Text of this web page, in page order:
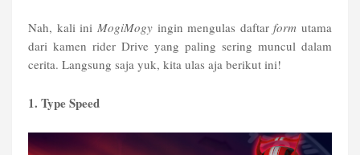
Nah, kali ini MogiMogyingin mengulas daftarform utama
dari kamen rider Drive yang paling sering muncul dalam
cerita. Langsung saja yuk, kita ulas aja berikut ini!
1. Type Speed